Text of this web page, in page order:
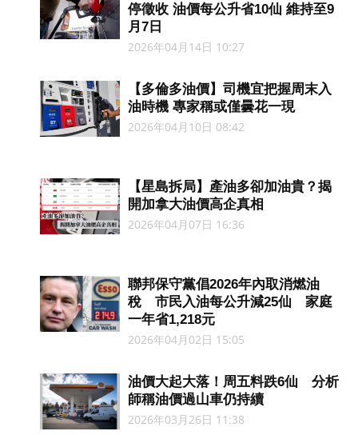
停徵收 油價每公升省10仙 維持至9
月7日
2026年04月14日 10:27
【多倫多油價】司機宜把握周末入
油時機 專家稱或僅曇花一現
2026年04月10日 08:42
【星島拆局】產油多卻加油貴？揭
開加拿大油價高企真相
2026年04月07日 16:36
聯邦保守黨倡2026年內取消燃油
稅 市民入油每公升減25仙 家庭
一年省1,218元
2026年04月02日 15:05
油價大起大落！周五料跌6仙 分析
師稱油價過山車仍持續
2026年03月26日 11:38